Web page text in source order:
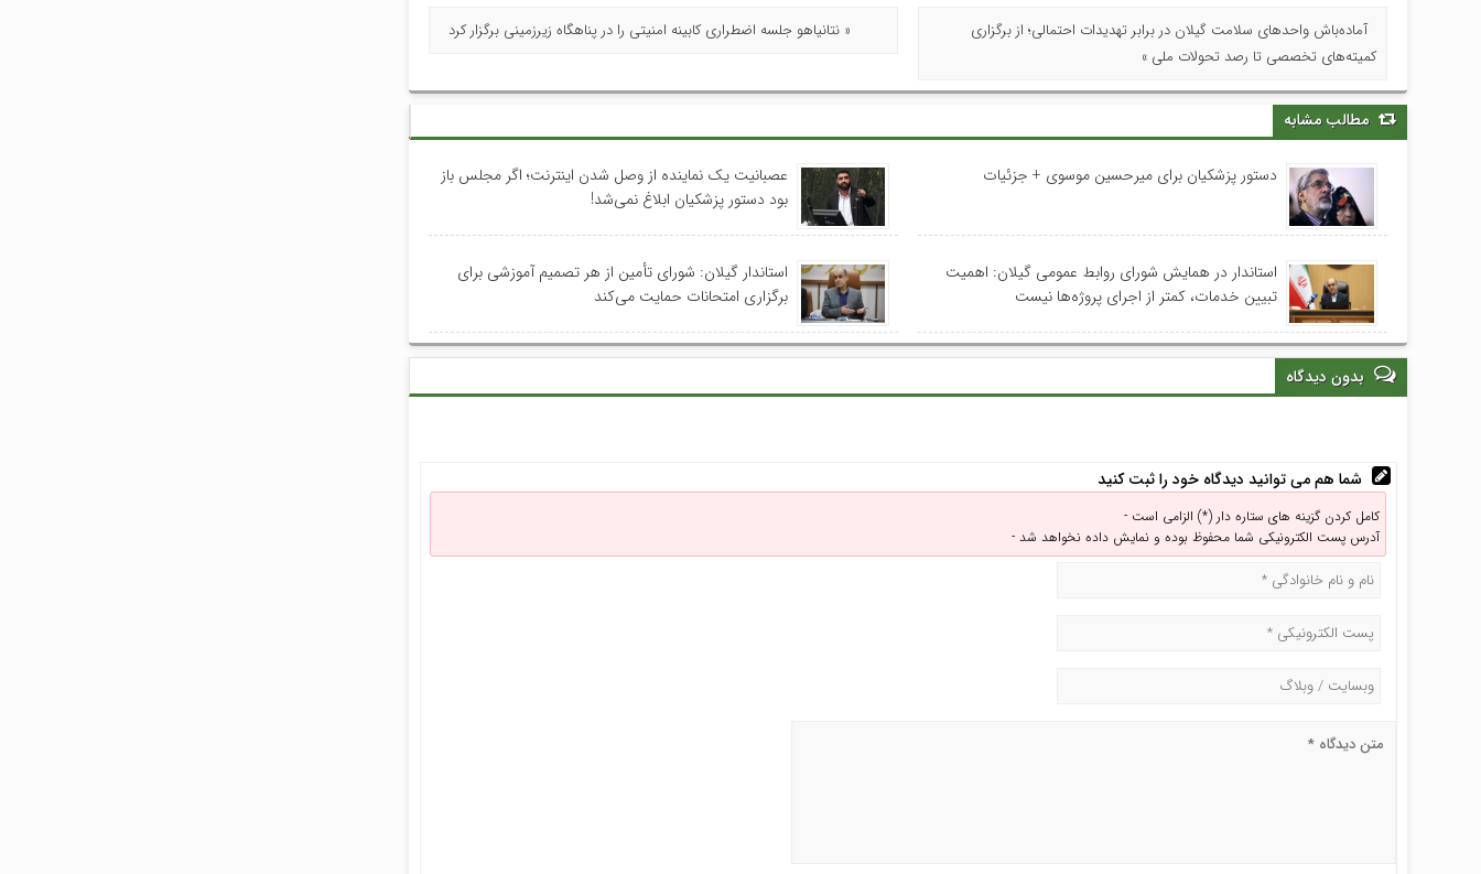
آماده‌باش واحدهای سلامت گیلان در برابر تهدیدات احتمالی؛ از برگزاری
کمیته‌های تخصصی تا رصد تحولات ملی »
« نتانیاهو جلسه اضطراری کابینه امنیتی را در پناهگاه زیرزمینی برگزار کرد
مطالب مشابه
دستور پزشکیان برای میرحسین موسوی + جزئیات
عصبانیت یک نماینده از وصل شدن اینترنت؛ اگر مجلس باز
بود دستور پزشکیان ابلاغ نمی‌شد!
استاندار در همایش شورای روابط عمومی‌ گیلان: اهمیت
تبیین خدمات، کمتر از اجرای پروژه‌ها نیست
استاندار گیلان: شورای تأمین از هر تصمیم آموزشی برای
برگزاری امتحانات حمایت می‌کند
بدون دیدگاه
شما هم می توانید دیدگاه خود را ثبت کنید
کامل کردن گزینه های ستاره دار (*) الزامی است -
آدرس پست الکترونیکی شما محفوظ بوده و نمایش داده نخواهد شد -